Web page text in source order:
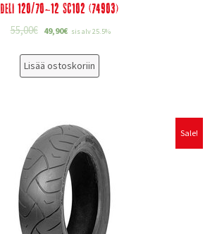
Deli 120/70-12 SC102 (74903)
55,00€ 49,90€ sis alv 25.5%
Lisää ostoskoriin
Sale!